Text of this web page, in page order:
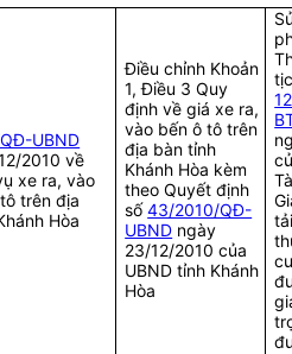
UBND
2010 về
xe ra, vào
trên địa
Hòa
Điều chỉnh Khoản
1, Điều 3 Quy
định về giá xe ra,
vào bến ô tô trên
địa bàn tỉnh
Khánh Hòa kèm
theo Quyết định
số43/2010/QĐ-
UBND ngày
23/12/2010 của
UBND tỉnh Khánh
Hòa